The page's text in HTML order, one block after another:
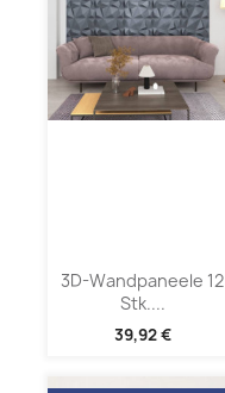
3D-Wandpaneele 12
Stk....
39,92 €